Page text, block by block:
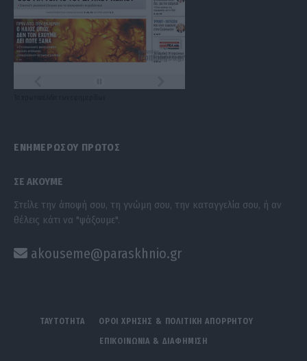
ΕΝΗΜΕΡΩΣΟΥ ΠΡΩΤΟΣ
ΣΕ ΑΚΟΥΜΕ
Στείλε την άποψή σου, τη γνώμη σου, την καταγγελία σου, ή αν
θέλεις κάτι να "ψάξουμε".
akouseme@paraskhnio.gr
ΤΑΥΤΟΤΗΤΑ ΟΡΟΙ ΧΡΗΣΗΣ & ΠΟΛΙΤΙΚΗ ΑΠΟΡΡΗΤΟΥ
ΕΠΙΚΟΙΝΩΝΙΑ & ΔΙΑΦΗΜΙΣΗ